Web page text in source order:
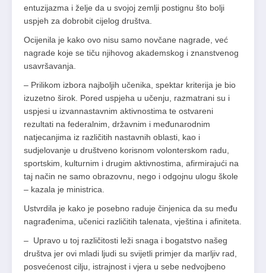
entuzijazma i želje da u svojoj zemlji postignu što bolji
uspjeh za dobrobit cijelog društva.
Ocijenila je kako ovo nisu samo novčane nagrade, već
nagrade koje se tiču njihovog akademskog i znanstvenog
usavršavanja.
– Prilikom izbora najboljih učenika, spektar kriterija je bio
izuzetno širok. Pored uspjeha u učenju, razmatrani su i
uspjesi u izvannastavnim aktivnostima te ostvareni
rezultati na federalnim, državnim i međunarodnim
natjecanjima iz različitih nastavnih oblasti, kao i
sudjelovanje u društveno korisnom volonterskom radu,
sportskim, kulturnim i drugim aktivnostima, afirmirajući na
taj način ne samo obrazovnu, nego i odgojnu ulogu škole
– kazala je ministrica.
Ustvrdila je kako je posebno raduje činjenica da su među
nagrađenima, učenici različitih talenata, vještina i afiniteta.
– Upravo u toj različitosti leži snaga i bogatstvo našeg
društva jer ovi mladi ljudi su svijetli primjer da marljiv rad,
posvećenost cilju, istrajnost i vjera u sebe nedvojbeno